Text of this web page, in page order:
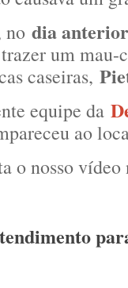
no dia
um mau-
caseiras,
equipe da
ao
o nosso vídeo